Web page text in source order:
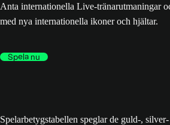
Anta internationella Live-tränarutmaningar
med nya internationella ikoner och hjältar.
Spela nu
Spelarbetygstabellen speglar de guld-,